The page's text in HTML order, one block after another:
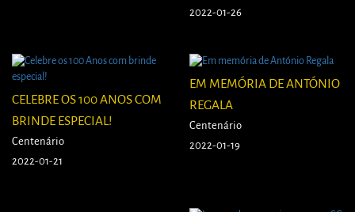
2022-01-26
CELEBRE OS 100 ANOS COM
BRINDE ESPECIAL!
Centenário
2022-01-21
EM MEMÓRIA DE ANTÓNIO
REGALA
Centenário
2022-01-19